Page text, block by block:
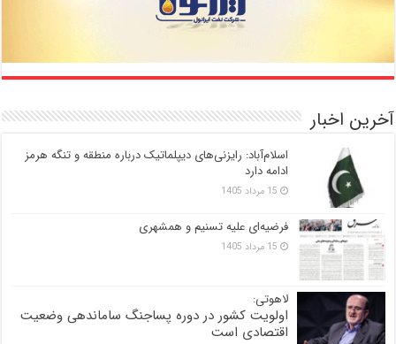
آخرین اخبار
اسلام‌آباد: رایزنی‌های دیپلماتیک درباره منطقه و تنگه هرمز
ادامه دارد
15 مرداد 1405
فرضیه‌ای علیه تسنیم و همشهری
15 مرداد 1405
لاهوتی:
اولویت کشور در دوره پساجنگ ساماندهی وضعیت
اقتصادی است